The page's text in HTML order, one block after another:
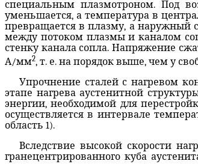
специальным плазмотроном. Под
уменьшается, а температура в
превращается в плазму, а наружный
между потоком плазмы и каналом
стенку канала сопла. Напряжение
А/мм2, т. е. на порядок выше, чем у
Упрочнение сталей с нагревом
этапе нагрева аустенитной
энергии, необходимой для
осуществляется в интервале
область 1).
Вследствие высокой скорости
гранецентрированного куба